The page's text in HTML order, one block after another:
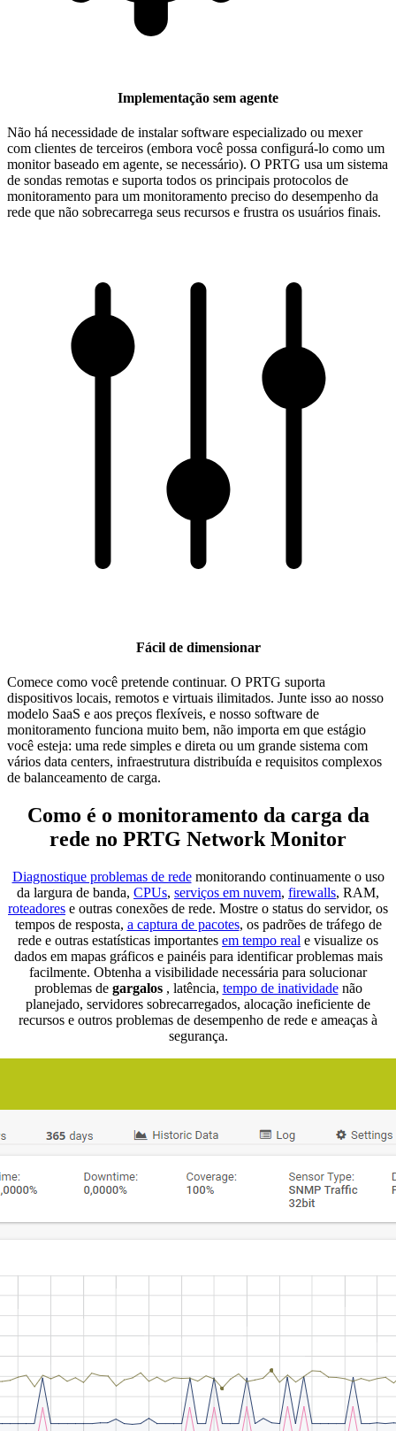
Implementação sem agente
Não há necessidade de instalar software especializado ou mexer
com clientes de terceiros (embora você possa configurá-lo como um
monitor baseado em agente, se necessário). O PRTG usa um sistema
de sondas remotas e suporta todos os principais protocolos de
monitoramento para um monitoramento preciso do desempenho da
rede que não sobrecarrega seus recursos e frustra os usuários finais.
Fácil de dimensionar
Comece como você pretende continuar. O PRTG suporta
dispositivos locais, remotos e virtuais ilimitados. Junte isso ao nosso
modelo SaaS e aos preços flexíveis, e nosso software de
monitoramento funciona muito bem, não importa em que estágio
você esteja: uma rede simples e direta ou um grande sistema com
vários data centers, infraestrutura distribuída e requisitos complexos
de balanceamento de carga.
Como é o monitoramento da carga da
rede no PRTG Network Monitor
Diagnostique problemas de redemonitorando continuamente o uso
da largura de banda, CPUs, serviços em nuvem, firewalls, RAM,
roteadores e outras conexões de rede. Mostre o status do servidor, os
tempos de resposta, a captura de pacotes, os padrões de tráfego de
rede e outras estatísticas importantes em tempo real e visualize os
dados em mapas gráficos e painéis para identificar problemas mais
facilmente. Obtenha a visibilidade necessária para solucionar
problemas degargalos , latência, tempo de inatividadenão
planejado, servidores sobrecarregados, alocação ineficiente de
recursos e outros problemas de desempenho de rede e ameaças à
segurança.